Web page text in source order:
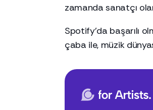
zamanda sanatçı
Spotify'da başarılı
çaba ile, müzik